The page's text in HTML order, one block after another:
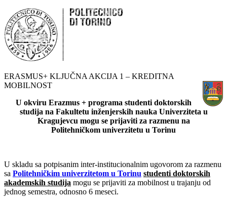
ERASMUS+ KLJUČNA AKCIJA 1 – KREDITNA
MOBILNOST
U okviru Erazmus + programa studenti doktorskih
studija na Fakultetu inženjerskih nauka Univerziteta u
Kragujevcu mogu se prijaviti za razmenu na
Politehničkom univerzitetu u Torinu
U skladu sa potpisanim inter-institucionalnim ugovorom za razmenu
sa Politehničkim univerzitetom u Torinu studenti doktorskih
akademskih studija mogu se prijaviti za mobilnost u trajanju od
jednog semestra, odnosno 6 meseci.